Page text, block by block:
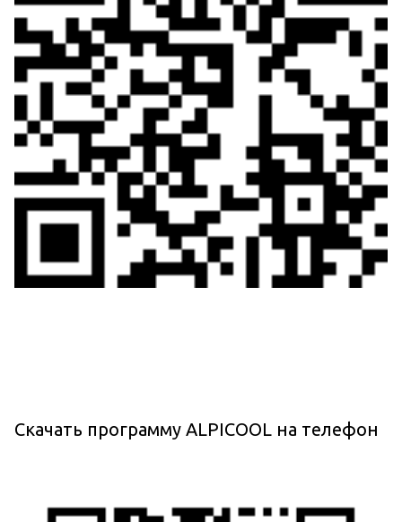
Скачать программу ALPICOOL на телефон